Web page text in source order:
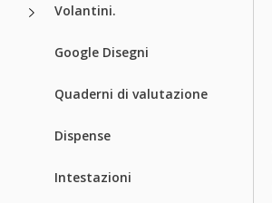
Volantini.
Google Disegni
Quaderni di valutazione
Dispense
Intestazioni